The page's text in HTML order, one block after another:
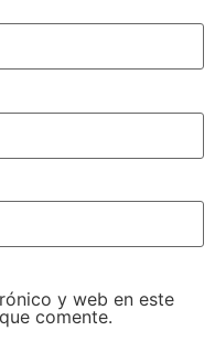
y web en este
comente.